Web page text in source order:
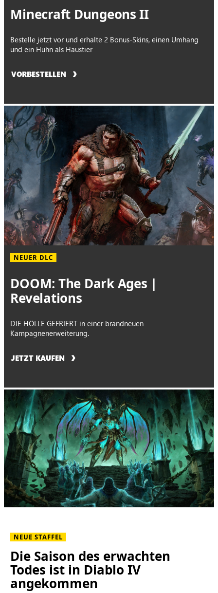
Minecraft Dungeons II
Bestelle jetzt vor und erhalte 2 Bonus-Skins, einen Umhang
und ein Huhn als Haustier
VORBESTELLEN
NEUER DLC
DOOM: The Dark Ages |
Revelations
DIE HÖLLE GEFRIERT in einer brandneuen
Kampagnenerweiterung.
JETZT KAUFEN
NEUE STAFFEL
Die Saison des erwachten
Todes ist in Diablo IV
angekommen